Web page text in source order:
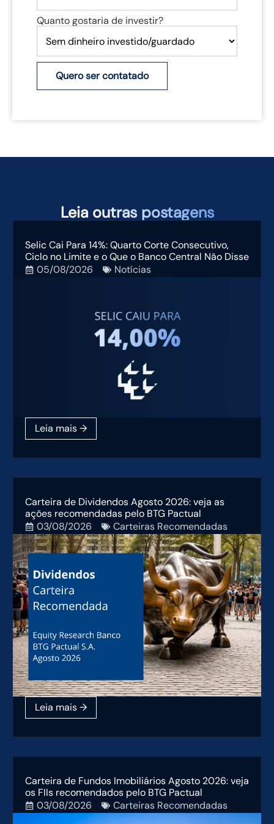
Quanto gostaria de investir?
Quero ser contatado
Leia outras postagens
Selic Cai Para 14%: Quarto Corte Consecutivo,
Ciclo no Limite e o Que o Banco Central Não Disse
05/08/2026
Notícias
Carteira de Dividendos Agosto 2026: veja as
ações recomendadas pelo BTG Pactual
03/08/2026
Carteiras Recomendadas
Carteira de Fundos Imobiliários Agosto 2026: veja
os FIIs recomendados pelo BTG Pactual
03/08/2026
Carteiras Recomendadas